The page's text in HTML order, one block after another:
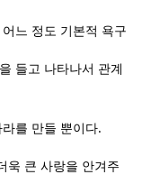
어느 정도 기본적 욕구
들고 나타나서 관계
를 만들 뿐이다.
욱 큰 사랑을 안겨주